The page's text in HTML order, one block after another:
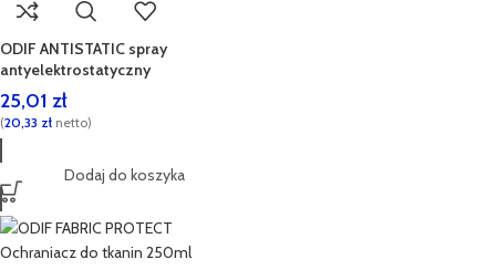
ODIF ANTISTATIC spray
antyelektrostatyczny
25,01 zł
(20,33 zł netto)
Dodaj do koszyka